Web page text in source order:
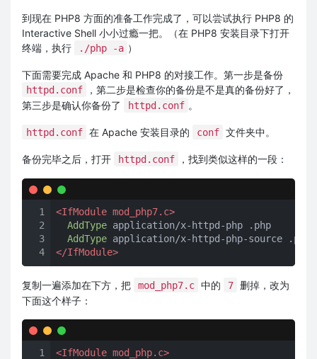
到现在 PHP8 方面的准备工作完成了，可以尝试执行 PHP8 的
Interactive Shell 小小过瘾一把。（在 PHP8 安装目录下打开
终端，执行
./php -a ）
下面需要完成 Apache 和 PHP8 的对接工作。第一步是备份
httpd.conf
，第二步是检查你的备份是不是真的备份好了，
第三步是确认你备份了
httpd.conf 。
httpd.conf 在 Apache 安装目录的 conf 文件夹中。
备份完毕之后，打开 httpd.conf ，找到类似这样的一段：
1
2
3
4
<IfModule mod_php7.c>
AddType application/x-httpd-php .php
AddType
</IfModule>
复制一遍添加在下方，把 mod_php7.c 中的 7 删掉，改为
下面这个样子：
1
<IfModule mod_php.c>